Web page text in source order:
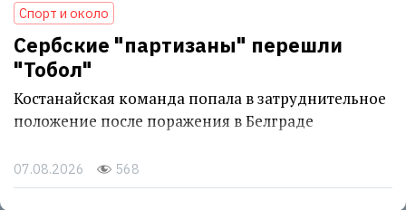
Спорт и около
Сербские "партизаны" перешли
"Тобол"
Костанайская команда попала в затруднительное
положение после поражения в Белграде
07.08.2026 568